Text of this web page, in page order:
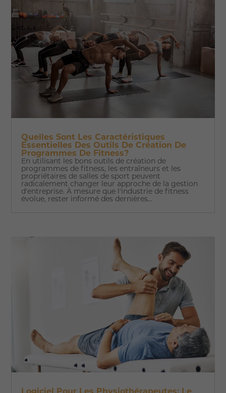
Quelles Sont Les Caractéristiques
Essentielles Des Outils De Création De
Programmes De Fitness?
En utilisant les bons outils de création de
programmes de fitness, les entraîneurs et les
propriétaires de salles de sport peuvent
radicalement changer leur approche de la gestion
d'entreprise. À mesure que l'industrie de fitness
évolue, rester informé des dernières...